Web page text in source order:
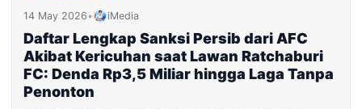
14 May 2026• iMedia
Daftar Lengkap Sanksi Persib dari AFC
Akibat Kericuhan saat Lawan Ratchaburi
FC: Denda Rp3,5 Miliar hingga Laga Tanpa
Penonton